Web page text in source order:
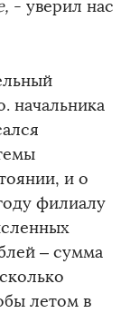
- уверил нас
начальника
и о
филиалу
– сумма
летом в